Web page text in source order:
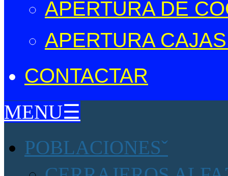
APERTURA DE
APERTURA
CONTACTAR
MENU☰
POBLACIONES